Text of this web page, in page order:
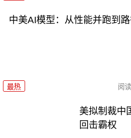
中美AI模型：从性能并跑到
最热 阅读
美拟制裁中
回击霸权